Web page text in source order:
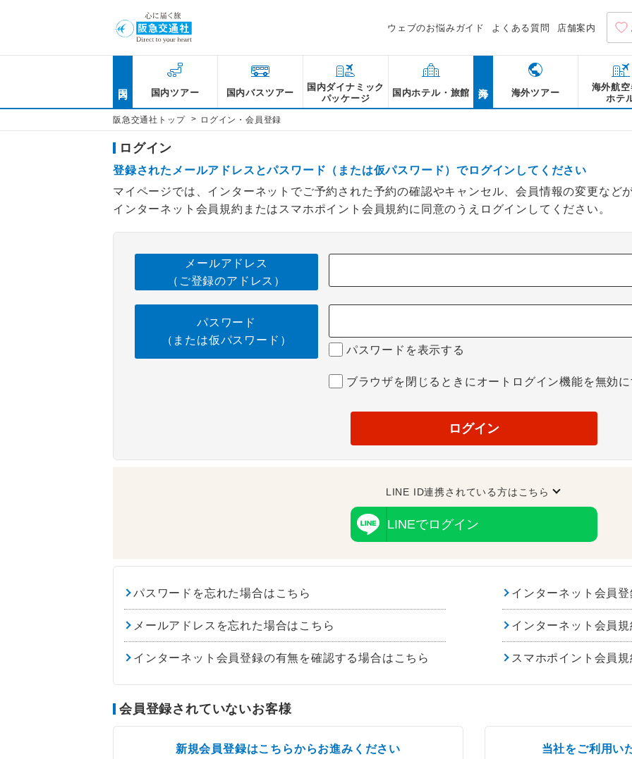
ウェブのお悩みガイド よくある質問 店舗案内
国内ツアー 国内バスツアー
国内ダイナミック
パッケージ
国内ホテル・旅館 海外ツアー
海外航
ホテ
阪急交通社トップ > ログイン・会員登録
ログイン
登録されたメールアドレスとパスワード（または仮パスワード）でログインしてください
マイページでは、インターネットでご予約された予約の確認やキャンセル、会員情報の変更など
インターネット会員規約またはスマホポイント会員規約に同意のうえログインしてください。
メールアドレス
（ご登録のアドレス）
パスワード
（または仮パスワード）
パスワードを表示する
ブラウザを閉じるときにオートログイン機能を無効
ログイン
LINE ID連携されている方はこちら
LINEでログイン
パスワードを忘れた場合はこちら インターネット会員
メールアドレスを忘れた場合はこちら インターネット会員
インターネット会員登録の有無を確認する場合はこちら スマホポイント会員
会員登録されていないお客様
新規会員登録はこちらからお進みください
当社をご利用い